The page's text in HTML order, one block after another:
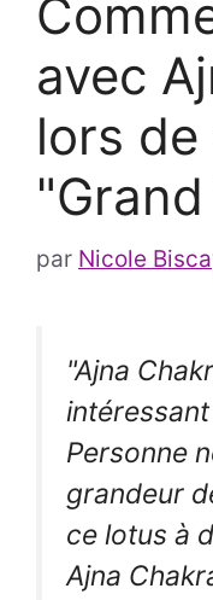
avec
lors
par Nicole
"Ajna
Personne
grandeur
ce lotus à
Ajna